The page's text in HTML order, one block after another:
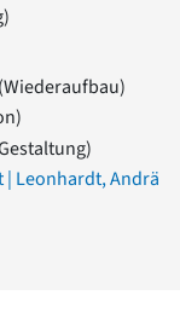
(Wiederaufbau)
| Leonhardt, Andrä